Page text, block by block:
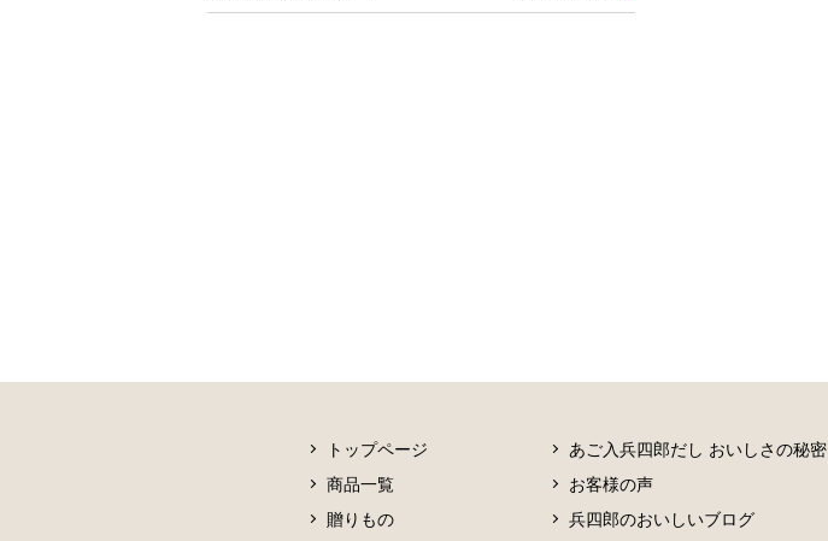
トップページ
商品一覧
贈りもの
あご入兵四郎だし おいしさの秘密
お客様の声
兵四郎のおいしいブログ